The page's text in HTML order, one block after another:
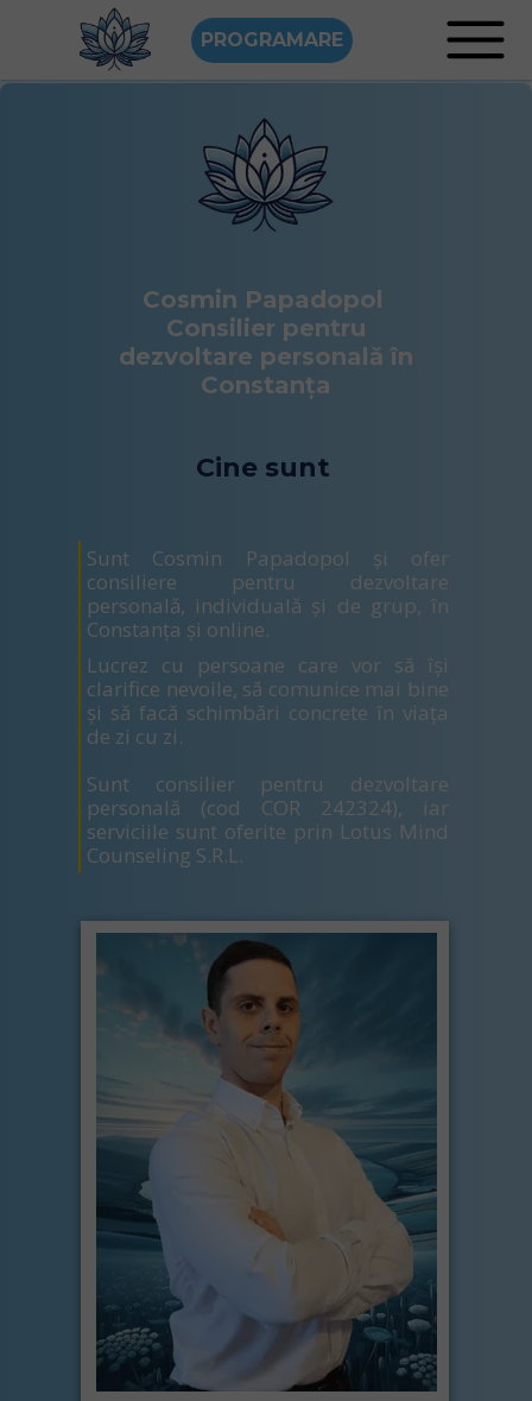
PROGRAMARE
Cosmin Papadopol
Consilier pentru
dezvoltare personală în
Constanța
Cine sunt
Sunt Cosmin Papadopol și ofer
consiliere pentru dezvoltare
personală, individuală și de grup, în
Constanța și online.
Lucrez cu persoane care vor să își
clarifice nevoile, să comunice mai bine
și să facă schimbări concrete în viața
de zi cu zi.
Sunt consilier pentru dezvoltare
personală (cod COR 242324), iar
serviciile sunt oferite prin Lotus Mind
Counseling S.R.L.